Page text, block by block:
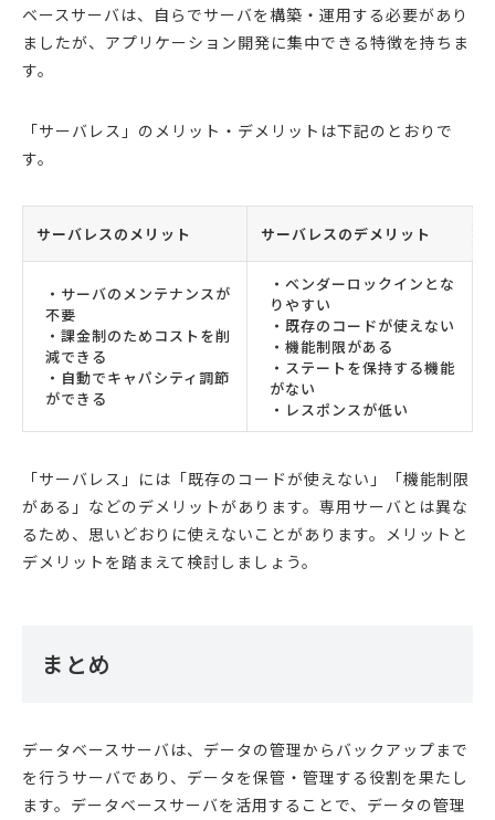
ベースサーバは、自らでサーバを構築・運用する必要があり
ましたが、アプリケーション開発に集中できる特徴を持ちま
す。
「サーバレス」のメリット・デメリットは下記のとおりで
す。
サーバレスのメリット サーバレスのデメリット
・サーバのメンテナンスが
不要
・課金制のためコストを削
減できる
・自動でキャパシティ調節
ができる
・ベンダーロックインとな
りやすい
・既存のコードが使えない
・機能制限がある
・ステートを保持する機能
がない
・レスポンスが低い
「サーバレス」には「既存のコードが使えない」「機能制限
がある」などのデメリットがあります。専用サーバとは異な
るため、思いどおりに使えないことがあります。メリットと
デメリットを踏まえて検討しましょう。
まとめ
データベースサーバは、データの管理からバックアップまで
を行うサーバであり、データを保管・管理する役割を果たし
ます。データベースサーバを活用することで、データの管理